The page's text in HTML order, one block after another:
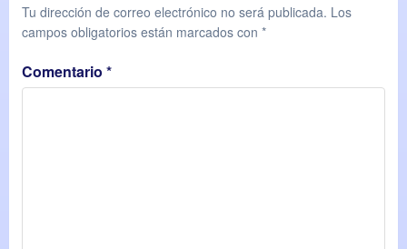
Tu dirección de correo electrónico no será publicada. Los
campos obligatorios están marcados con *
Comentario *